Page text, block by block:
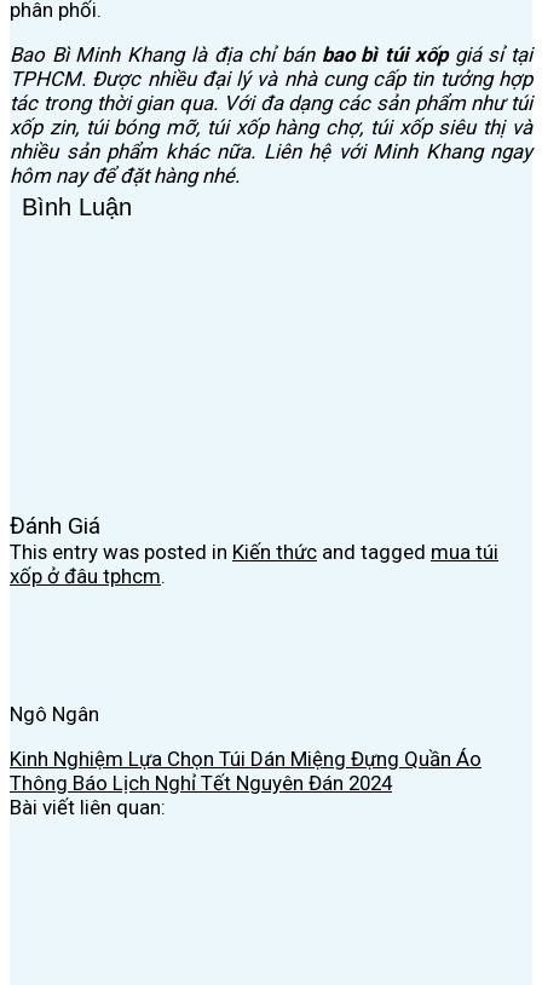
phân phối.
Bao Bì Minh Khang là địa chỉ bán bao bì túi xốpgiá sỉ tại
TPHCM. Được nhiều đại lý và nhà cung cấp tin tưởng hợp
tác trong thời gian qua. Với đa dạng các sản phẩm như túi
xốp zin, túi bóng mỡ, túi xốp hàng chợ, túi xốp siêu thị và
nhiều sản phẩm khác nữa. Liên hệ với Minh Khang ngay
hôm nay để đặt hàng nhé.
Bình Luận
Đánh Giá
This entry was posted in Kiến thức and tagged mua túi
xốp ở đâu tphcm.
Ngô Ngân
Kinh Nghiệm Lựa Chọn Túi Dán Miệng Đựng Quần Áo
Thông Báo Lịch Nghỉ Tết Nguyên Đán 2024
Bài viết liên quan: